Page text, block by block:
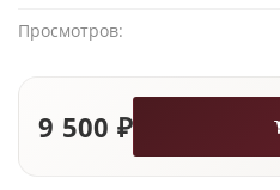
Просмотров:
9 500 ₽